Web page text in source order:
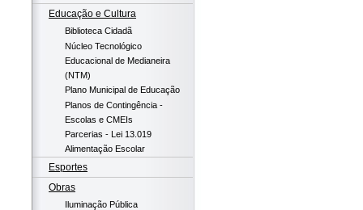
Educação e Cultura
Biblioteca Cidadã
Núcleo Tecnológico
Educacional de Medianeira
(NTM)
Plano Municipal de Educação
Planos de Contingência -
Escolas e CMEIs
Parcerias - Lei 13.019
Alimentação Escolar
Esportes
Obras
Iluminação Pública